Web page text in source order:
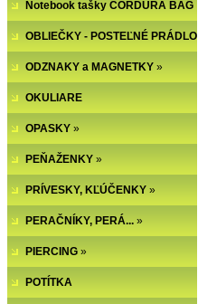
Notebook tašky CORDURA BAG
OBLIEČKY - POSTEĽNÉ PRÁDLO
ODZNAKY a MAGNETKY »
OKULIARE
OPASKY »
PEŇAŽENKY »
PRÍVESKY, KĽÚČENKY »
PERAČNÍKY, PERÁ... »
PIERCING »
POTÍTKA